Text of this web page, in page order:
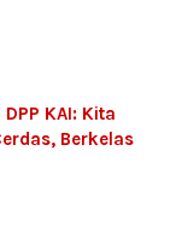
KAI: Kita
Berkelas